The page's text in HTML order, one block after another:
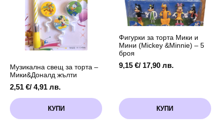
Музикална свещ за торта –
Мики&Доналд жълти
2,51 €/ 4,91 лв.
КУПИ
Фигурки за торта Мики и
Мини (Mickey &Minnie) – 5
броя
9,15 €/ 17,90 лв.
КУПИ